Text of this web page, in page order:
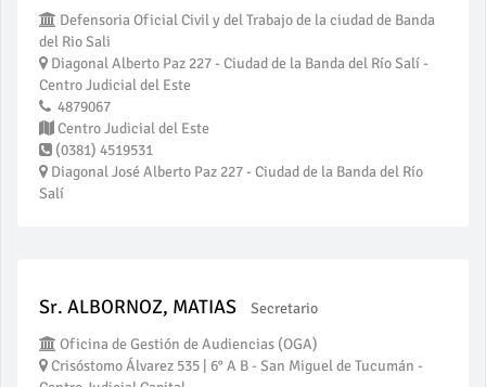
Defensoria Oficial Civil y del Trabajo de la ciudad de Banda
del Rio Sali
Diagonal Alberto Paz 227 - Ciudad de la Banda del Río Salí -
Centro Judicial del Este
4879067
Centro Judicial del Este
(0381) 4519531
Diagonal José Alberto Paz 227 - Ciudad de la Banda del Río
Salí
Sr. ALBORNOZ, MATIAS
Secretario
Oficina de Gestión de Audiencias (OGA)
Crisóstomo Álvarez 535 | 6° A B - San Miguel de Tucumán -